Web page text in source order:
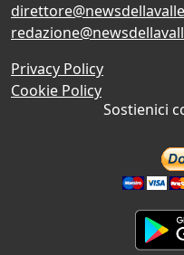
Privacy Policy
Cookie Policy
Sostienici